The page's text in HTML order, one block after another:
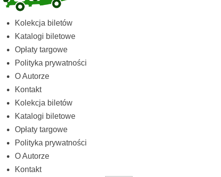
Kolekcja
biletów
komunikacji
miejskiej
kolejowych
Kolekcja biletów
Katalogi biletowe
Opłaty targowe
Polityka prywatności
O Autorze
Kontakt
Kolekcja biletów
Katalogi biletowe
Opłaty targowe
Polityka prywatności
O Autorze
Kontakt